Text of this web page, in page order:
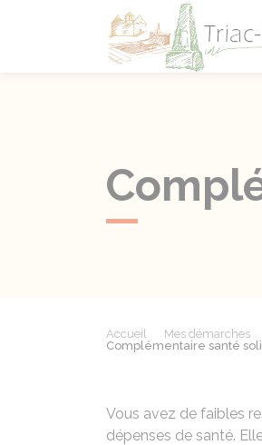
Accueil Mes démarches
Complémentaire santé
Vous avez de faibles
dépenses de santé.